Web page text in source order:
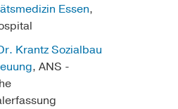
Essen,
Krantz Sozialbau
, ANS -